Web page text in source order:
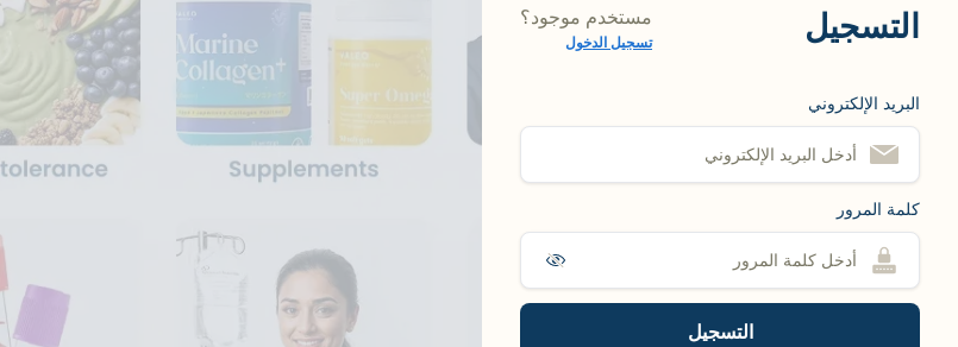
التسجيل مستخدم موجود؟
تسجيل الدخول
البريد الإلكتروني
كلمة المرور
التسجيل